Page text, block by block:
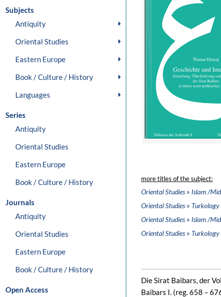
Subjects
Antiquity
Oriental Studies
Eastern Europe
Book / Culture / History
Languages
Series
Antiquity
Oriental Studies
Eastern Europe
Book / Culture / History
Journals
Antiquity
Oriental Studies
Eastern Europe
Book / Culture / History
Open Access
more titles of the subject:
Oriental Studies» Islam /
Oriental Studies» Turkology
Oriental Studies» Islam /
Oriental Studies» Turkology
Die Sirat Baibars, der
Baibars I. (reg. 658 –